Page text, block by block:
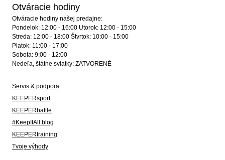
Otváracie hodiny
Otváracie hodiny našej predajne:
Pondelok: 12:00 - 16:00 Utorok: 12:00 - 15:00
Streda: 12:00 - 18:00 Štvrtok: 10:00 - 15:00
Piatok: 11:00 - 17:00
Sobota: 9:00 - 12:00
Nedeľa, štátne sviatky: ZATVORENÉ
Servis & podpora
KEEPERsport
KEEPERbattle
#KeepItAll blog
KEEPERtraining
Tvoje výhody